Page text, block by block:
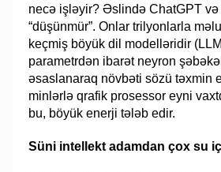
necə işləyir? Əslində ChatGPT
“düşünmür”. Onlar trilyonlarla
keçmiş böyük dil modelləridir
parametrdən ibarət neyron
əsaslanaraq növbəti sözü təxmin
minlərlə qrafik prosessor eyni
bu, böyük enerji tələb edir.
Süni intellekt adamdan çox su